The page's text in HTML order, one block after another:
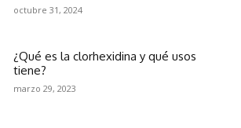
octubre 31, 2024
¿Qué es la clorhexidina y qué usos
tiene?
marzo 29, 2023